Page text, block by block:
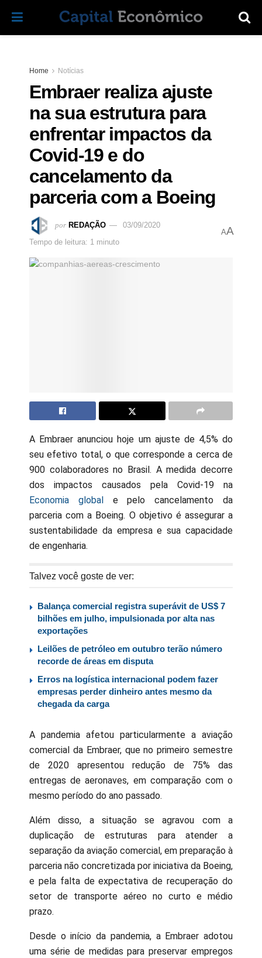
Home Notícias
Embraer realiza ajuste
na sua estrutura para
enfrentar impactos da
Covid-19 e do
cancelamento da
parceria com a Boeing
por REDAÇÃO
03/09/2020
Tempo de leitura: 1 minuto
AA
A Embraer anunciou hoje um ajuste de 4,5% do
seu efetivo total, o que corresponde a cerca de
900 colaboradores no Brasil. A medida decorre
dos impactos causados pela Covid-19 na
Economia global
e pelo cancelamento da
parceria com a Boeing. O objetivo é assegurar a
sustentabilidade da empresa e sua capacidade
de engenharia.
Talvez você goste de ver:
Balança comercial registra superávit de US$ 7
bilhões em julho, impulsionada por alta nas
exportações
Leilões de petróleo em outubro terão número
recorde de áreas em disputa
Erros na logística internacional podem fazer
empresas perder dinheiro antes mesmo da
chegada da carga
A pandemia afetou particularmente a aviação
comercial da Embraer, que no primeiro semestre
de 2020 apresentou redução de 75% das
entregas de aeronaves, em comparação com o
mesmo período do ano passado.
Além disso, a situação se agravou com a
duplicação de estruturas para atender a
separação da aviação comercial, em preparação à
parceria não concretizada por iniciativa da Boeing,
e pela falta de expectativa de recuperação do
setor de transporte aéreo no curto e médio
prazo.
Desde o início da pandemia, a Embraer adotou
uma série de medidas para preservar empregos